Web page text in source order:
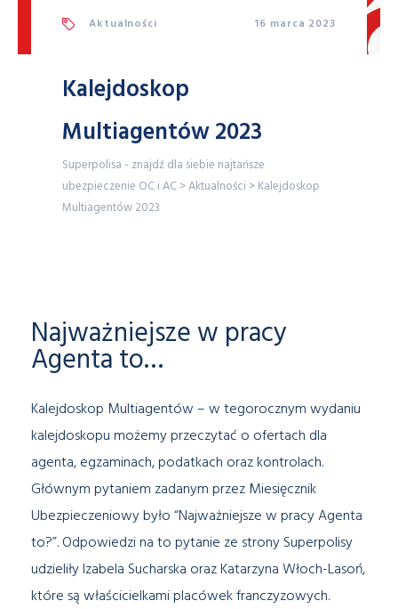
Aktualności 16 marca 2023
Kalejdoskop
Multiagentów 2023
Superpolisa - znajdź dla siebie najtańsze
ubezpieczenie OC i AC >Aktualności >Kalejdoskop
Multiagentów 2023
Najważniejsze w pracy
Agenta to…
Kalejdoskop Multiagentów – w tegorocznym wydaniu
kalejdoskopu możemy przeczytać o ofertach dla
agenta, egzaminach, podatkach oraz kontrolach.
Głównym pytaniem zadanym przez Miesięcznik
Ubezpieczeniowy było “Najważniejsze w pracy Agenta
to?”. Odpowiedzi na to pytanie ze strony Superpolisy
udzieliły Izabela Sucharska oraz Katarzyna Włoch-Lasoń,
które są właścicielkami placówek franczyzowych.